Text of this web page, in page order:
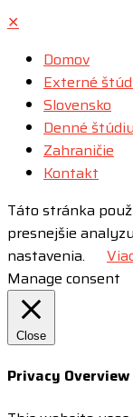
✕
Domov
Externé
Slovensko
Denné
Zahraničie
Kontakt
Táto stránka
presnejšie
nastavenia.
Manage consent
Close
Privacy Overview